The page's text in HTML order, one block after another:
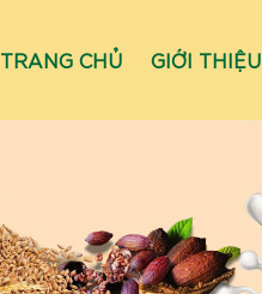
TRANG CHỦ GIỚI THIỆU